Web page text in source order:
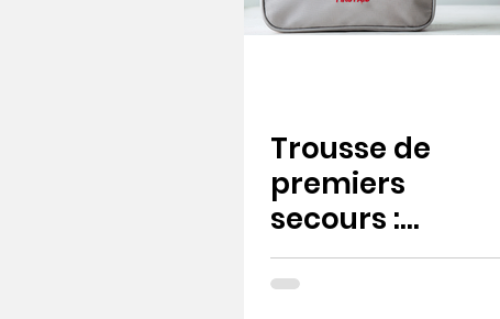
Trousse de
premiers
secours :
l’essentiel pour
soigner les